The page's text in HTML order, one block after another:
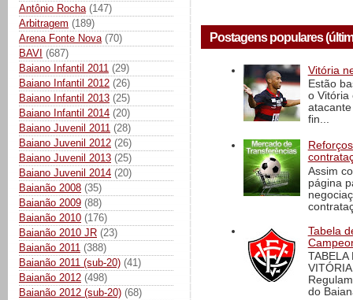
Antônio Rocha (147)
Arbitragem (189)
Arena Fonte Nova (70)
BAVI (687)
Baiano Infantil 2011 (29)
Baiano Infantil 2012 (26)
Baiano Infantil 2013 (25)
Baiano Infantil 2014 (20)
Baiano Juvenil 2011 (28)
Baiano Juvenil 2012 (26)
Baiano Juvenil 2013 (25)
Baiano Juvenil 2014 (20)
Baianão 2008 (35)
Baianão 2009 (88)
Baianão 2010 (176)
Baianão 2010 JR (23)
Baianão 2011 (388)
Baianão 2011 (sub-20) (41)
Baianão 2012 (498)
Baianão 2012 (sub-20) (68)
Postagens populares
Vitória
Estão
o Vitória
fin...
Assim
página
Tabela
TABELA
do